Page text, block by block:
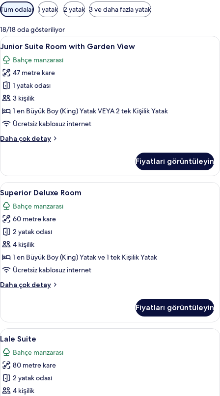
Odalar
için
mevcut
filtreler
Tüm odalar 1 yatak 2 yatak 3 ve daha fazla yatak
18/18 oda gösteriliyor
Junior
Suite
Room
with
Garden
View
için
tüm
görün
Junior Suite Room with Garden
8
Junior Suite Room with Garden View
Bahçe manzarası
47 metre kare
1 yatak odası
3 kişilik
1 en Büyük Boy (King) Yatak VEYA 2 tek Kişilik Yatak
Ücretsiz kablosuz internet
Daha çok detay
Junior
Garden
View
hakkında
daha
fazla
detay
Fiyatları görüntüleyin
Superior
Deluxe
Room
için
tüm
fotoğrafları
görün
Ücretsiz minibar ürünleri, odada
5
Superior Deluxe Room
Bahçe manzarası
60 metre kare
2 yatak odası
4 kişilik
1 en Büyük Boy (King) Yatak ve 1 tek Kişilik Yatak
Ücretsiz kablosuz internet
Daha çok detay
Superior
daha
fazla
detay
Fiyatları görüntüleyin
Lale
Suite
için
tüm
fotoğrafları
görün
Lale Suite | Ücretsiz minibar ürünleri,
8
Lale Suite
Bahçe manzarası
80 metre kare
2 yatak odası
4 kişilik